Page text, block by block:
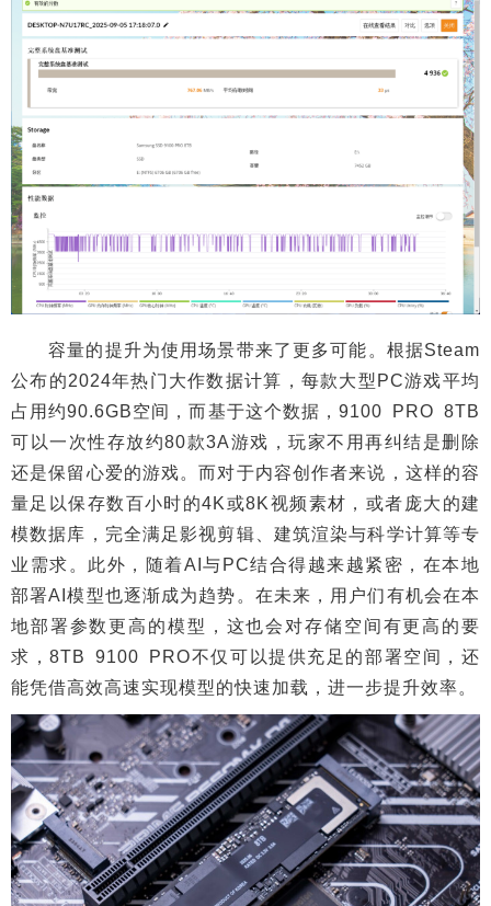
容量的提升为使用场景带来了更多可能。根据Steam
公布的2024年热门大作数据计算，每款大型PC游戏平均
占用约90.6GB空间，而基于这个数据，9100 PRO 8TB
可以一次性存放约80款3A游戏，玩家不用再纠结是删除
还是保留心爱的游戏。而对于内容创作者来说，这样的容
量足以保存数百小时的4K或8K视频素材，或者庞大的建
模数据库，完全满足影视剪辑、建筑渲染与科学计算等专
业需求。此外，随着AI与PC结合得越来越紧密，在本地
部署AI模型也逐渐成为趋势。在未来，用户们有机会在本
地部署参数更高的模型，这也会对存储空间有更高的要
求，8TB 9100 PRO不仅可以提供充足的部署空间，还
能凭借高效高速实现模型的快速加载，进一步提升效率。